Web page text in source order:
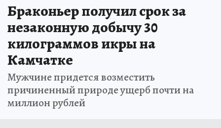
Браконьер получил срок за
незаконную добычу 30
килограммов икры на
Камчатке
Мужчине придется возместить
причиненный природе ущерб почти на
миллион рублей